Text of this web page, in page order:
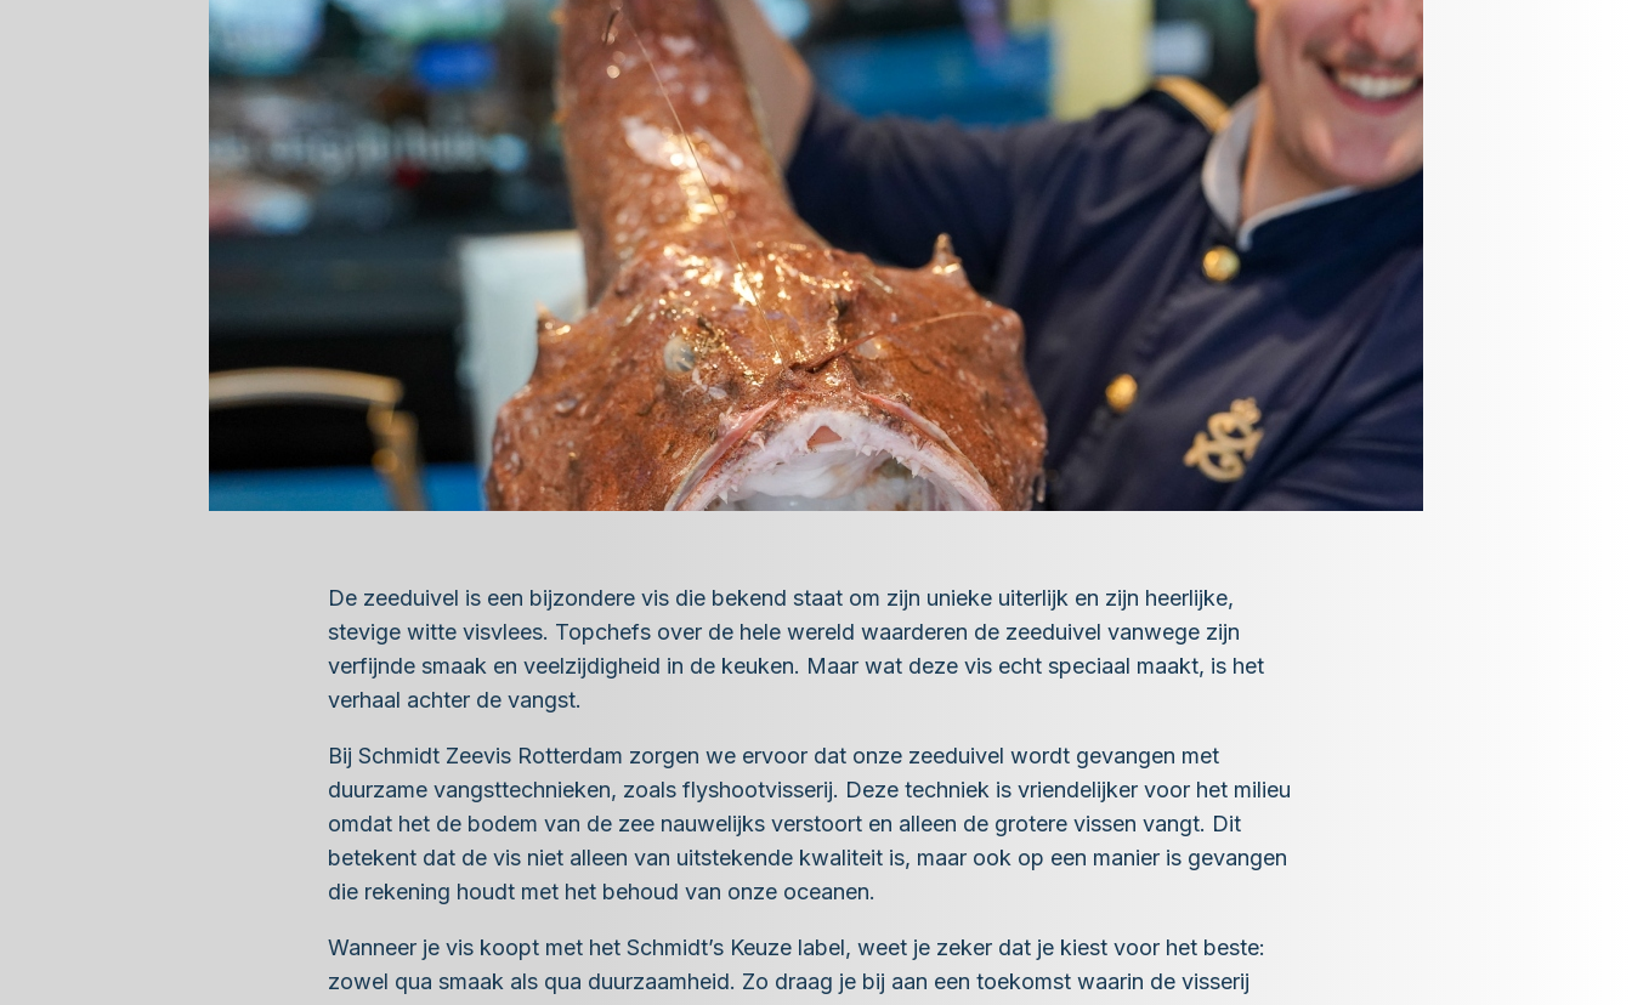
De zeeduivel is een bijzondere vis die bekend staat om zijn unieke uiterlijk en zijn heerlijke,
stevige witte visvlees. Topchefs over de hele wereld waarderen de zeeduivel vanwege zijn
verfijnde smaak en veelzijdigheid in de keuken. Maar wat deze vis echt speciaal maakt, is het
verhaal achter de vangst.
Bij Schmidt Zeevis Rotterdam zorgen we ervoor dat onze zeeduivel wordt gevangen met
duurzame vangsttechnieken, zoals flyshootvisserij. Deze techniek is vriendelijker voor het milieu
omdat het de bodem van de zee nauwelijks verstoort en alleen de grotere vissen vangt. Dit
betekent dat de vis niet alleen van uitstekende kwaliteit is, maar ook op een manier is gevangen
die rekening houdt met het behoud van onze oceanen.
Wanneer je vis koopt met het Schmidt’s Keuze label, weet je zeker dat je kiest voor het beste:
zowel qua smaak als qua duurzaamheid. Zo draag je bij aan een toekomst waarin de visserij